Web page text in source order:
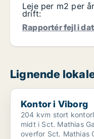
Leje per m2 per
drift:
Rapportér fejl i
Lignende
Kontor i Viborg
Kontor i Viborg
204 kvm stort
midt i Sct. Mathias